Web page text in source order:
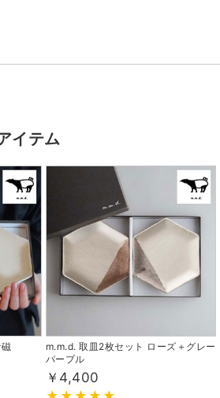
イテム
m.m.d. 取皿2枚セット ローズ＋グレー
パープル
￥4,400